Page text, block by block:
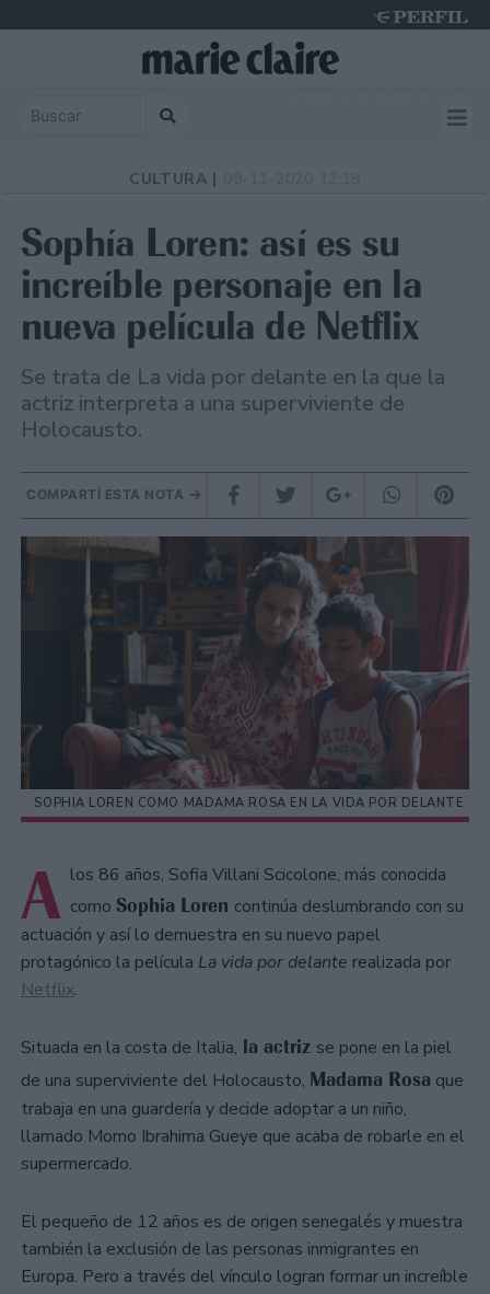
CULTURA |
Sophía Loren: así es su
increíble personaje en la
nueva película de Netflix
Se trata de La vida por delante en la que la
actriz interpreta a una superviviente de
Holocausto.
COMPARTÍ ESTA NOTA
SOPHIA LOREN COMO MADAMA ROSA EN LA VIDA POR DELANTE
A los 86 años, Sofia Villani Scicolone, más conocida
como Sophia Loren continúa deslumbrando con su
actuación y así lo demuestra en su nuevo papel
protagónico la película La vida por delante realizada por
Netflix.
Situada en la costa de Italia, la actriz se pone en la piel
de una superviviente del Holocausto, Madama Rosa que
trabaja en una guardería y decide adoptar a un niño,
llamado Momo Ibrahima Gueye que acaba de robarle en el
supermercado.
El pequeño de 12 años es de origen senegalés y muestra
también la exclusión de las personas inmigrantes en
Europa. Pero a través del vínculo logran formar un increíble